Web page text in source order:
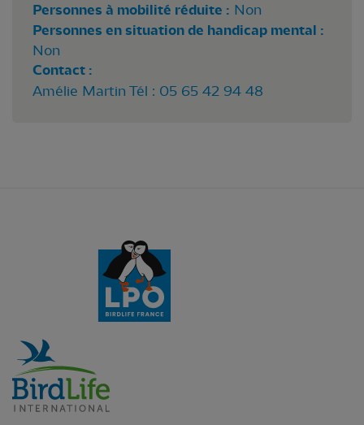
Personnes à mobilité réduite : Non
Personnes en situation de handicap mental :
Non
Contact :
Amélie Martin Tél : 05 65 42 94 48